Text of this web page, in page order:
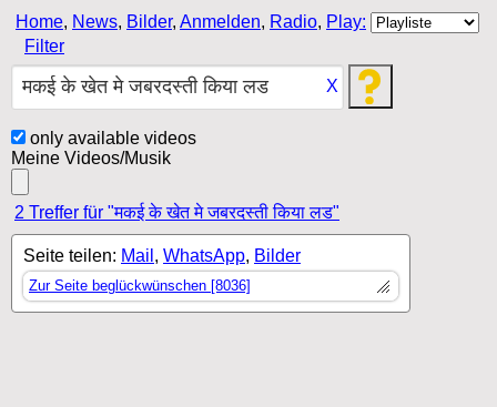
Home, News, Bilder, Anmelden, Radio, Play:
Filter
X
only available videos
Meine Videos/Musik
2 Treffer für "मकई के खेत मे जबरदस्ती किया लड"
Seite teilen: Mail , WhatsApp, Bilder
Zur Seite beglückwünschen [8036]